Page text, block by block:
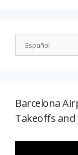
Barcelona
Takeoffs and